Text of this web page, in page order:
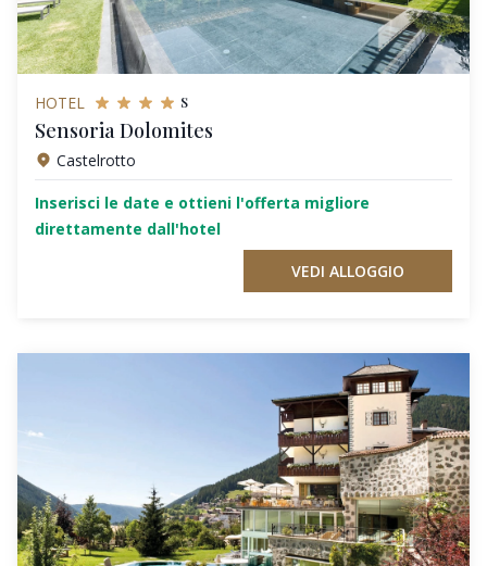
HOTEL s
Sensoria Dolomites
Castelrotto
Inserisci le date e ottieni l'offerta migliore
direttamente dall'hotel
VEDI ALLOGGIO